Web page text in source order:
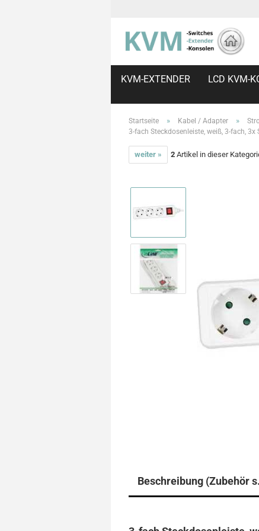
KVM-EXTENDER LCD KVM-
Startseite » Kabel / Adapter »
3-fach Steckdosenleiste, weiß, 3-fach,
weiter » 2 Artikel in dieser
Beschreibung (Zubehör